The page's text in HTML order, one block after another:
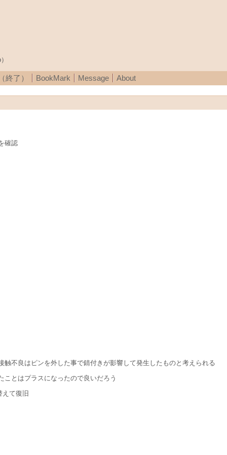
終了） BookMark Message About
確認
不良はピンを外した事で錆付きが影響して発生したものと考えられる
とはプラスになったので良いだろう
えて復旧